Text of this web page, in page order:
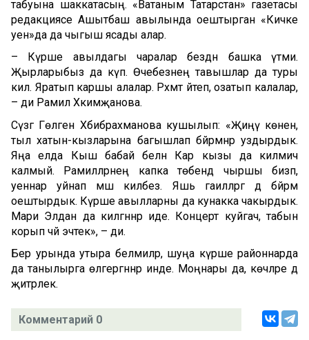
табуына шаккатасың. «Ватаным Татарстан» газетасы
редакциясе Ашытбаш авылында оештырган «Кичке
уен»да да чыгыш ясады алар.
– Күрше авылдагы чаралар бездән башка үтми.
Җырларыбыз да күп. Өчебезнең тавышлар да туры
килә. Яратып каршы алалар. Рәхмәт әйтеп, озатып калалар,
– ди Рамилә Хәкимҗанова.
Сүзгә Гөлгенә Хәбибрахманова кушылып: «Җиңү көненә,
тыл хатын-кызларына багышлап бәйрәмнәр уздырдык.
Яңа елда Кыш бабай белән Кар кызы да килмичә
калмый. Рамиләләрнең капка төбендә чыршы бизәп,
уеннар уйнап мәш киләбез. Яшь гаиләләргә дә бәйрәм
оештырдык. Күрше авылларны да кунакка чакырдык.
Мари Элдан да килгәннәр иде. Концерт куйгач, табын
корып чәй эчтек», – ди.
Бер урында утыра белмиләр, шуңа күрше районнарда
да танылырга өлгергәннәр инде. Моңнары да, көчләре дә
җитәрлек.
Комментарий 0